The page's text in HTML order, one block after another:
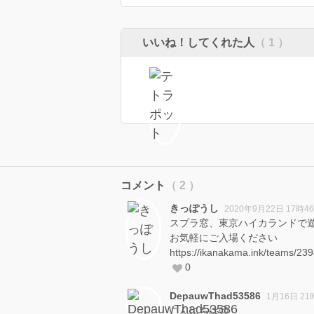
いいね！してくれた人 （ 1 ）
コメント （ 2 ）
きっぽうし 2020年9月22日 17時
スプラ窓、東京ハイカランドで
お気軽にご入場ください
https://ikanakama.ink/teams/
0
DepauwThad53586 1月16日 21
こんにちは😊